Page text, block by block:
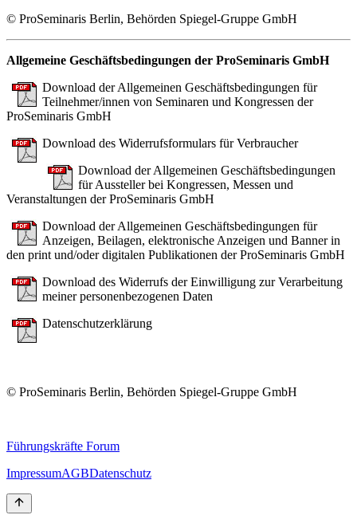
© ProSeminaris Berlin, Behörden Spiegel-Gruppe GmbH
Allgemeine Geschäftsbedingungen der ProSeminaris GmbH
Download der Allgemeinen Geschäftsbedingungen für
Teilnehmer/innen von Seminaren und Kongressen der
ProSeminaris GmbH
Download des Widerrufsformulars für Verbraucher
Download der Allgemeinen Geschäftsbedingungen
für Aussteller bei Kongressen, Messen und
Veranstaltungen der ProSeminaris GmbH
Download der Allgemeinen Geschäftsbedingungen für
Anzeigen, Beilagen, elektronische Anzeigen und Banner in
den print und/oder digitalen Publikationen der ProSeminaris GmbH
Download des Widerrufs der Einwilligung zur Verarbeitung
meiner personenbezogenen Daten
Datenschutzerklärung
© ProSeminaris Berlin, Behörden Spiegel-Gruppe GmbH
Führungskräfte Forum
ImpressumAGBDatenschutz